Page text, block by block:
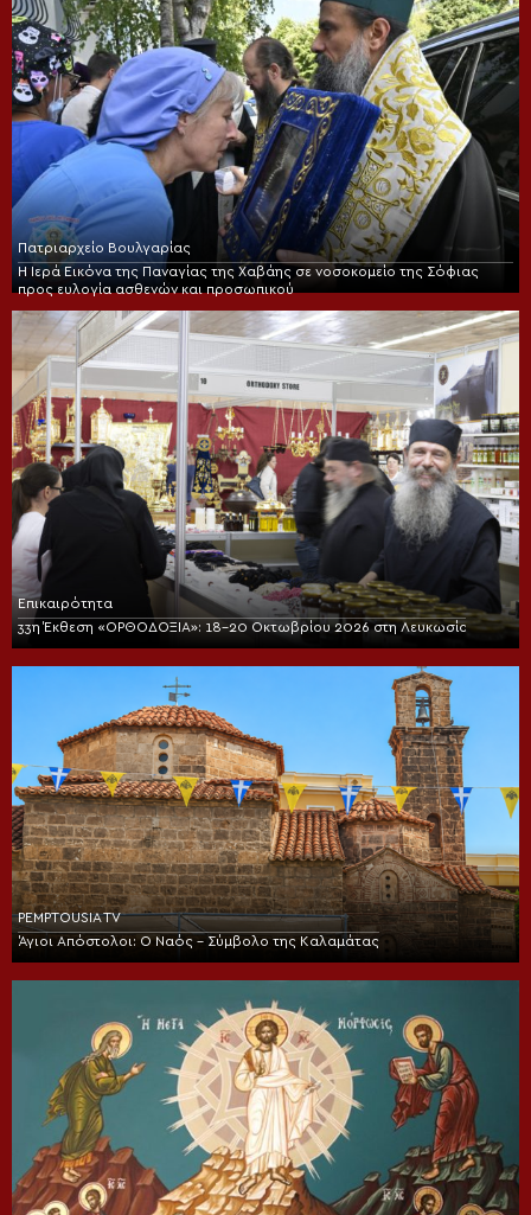
Πατριαρχείο Βουλγαρίας
Η Ιερά Εικόνα της Παναγίας της Χαβάης σε νοσοκομείο της Σόφιας
προς ευλογία ασθενών και προσωπικού
Επικαιρότητα
33η Έκθεση «ΟΡΘΟΔΟΞΙΑ»: 18-20 Οκτωβρίου 2026 στη Λευκωσία
PEMPTOUSIA TV
Άγιοι Απόστολοι: Ο Ναός – Σύμβολο της Καλαμάτας